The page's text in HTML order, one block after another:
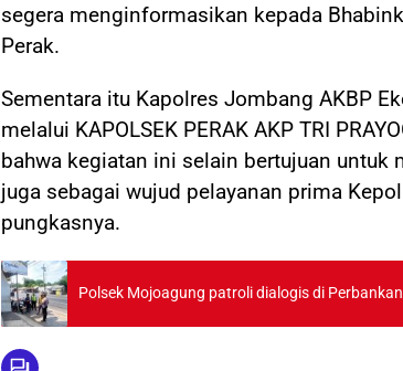
segera menginformasikan kepada
Perak.
Sementara itu Kapolres Jombang AKBP
melalui KAPOLSEK PERAK AKP TRI
bahwa kegiatan ini selain bertujuan
juga sebagai wujud pelayanan prima
pungkasnya.
Polsek Mojoagung patroli dialogis di Perbankan